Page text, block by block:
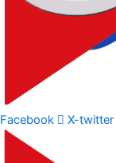
Facebook X-twitter